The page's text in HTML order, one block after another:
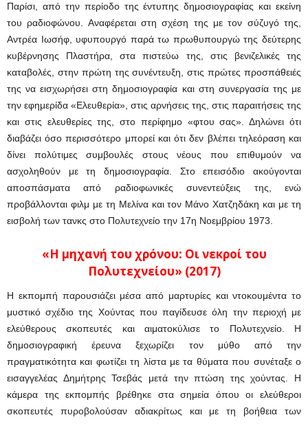
Παρίσι, από την περίοδο της έντυπης δημοσιογραφίας και εκείνη
του ραδιοφώνου. Αναφέρεται στη σχέση της με τον σύζυγό της,
Αντρέα Ιωσήφ, υφυπουργό παρά τω πρωθυπουργώ της δεύτερης
κυβέρνησης Πλαστήρα, στα πιστεύω της, στις βενιζελικές της
καταβολές, στην πρώτη της συνέντευξη, στις πρώτες προσπάθειές
της να εισχωρήσει στη δημοσιογραφία και στη συνεργασία της με
την εφημερίδα «Ελευθερία», στις αρνήσεις της, στις παραιτήσεις της
και στις ελευθερίες της, στο περίφημο «φτου σας». Δηλώνει ότι
διαβάζει όσο περισσότερο μπορεί και ότι δεν βλέπει τηλεόραση και
δίνει πολύτιμες συμβουλές στους νέους που επιθυμούν να
ασχοληθούν με τη δημοσιογραφία. Στο επεισόδιο ακούγονται
αποσπάσματα από ραδιοφωνικές συνεντεύξεις της, ενώ
προβάλλονται φιλμ με τη Μελίνα και τον Μάνο Χατζηδάκη και με τη
εισβολή των τανκς στο Πολυτεχνείο την 17η Νοεμβρίου 1973.
«Η μηχανή του χρόνου: Οι νεκροί του
Πολυτεχνείου» (2017)
Η εκπομπή παρουσιάζει μέσα από μαρτυρίες και ντοκουμέντα το
μυστικό σχέδιο της Χούντας που παγίδευσε όλη την περιοχή με
ελεύθερους σκοπευτές και αιματοκύλισε το Πολυτεχνείο. Η
δημοσιογραφική έρευνα ξεχωρίζει τον μύθο από την
πραγματικότητα και φωτίζει τη λίστα με τα θύματα που συνέταξε ο
εισαγγελέας Δημήτρης Τσεβάς μετά την πτώση της χούντας. Η
κάμερα της εκπομπής βρέθηκε στα σημεία όπου οι ελεύθεροι
σκοπευτές πυροβολούσαν αδιακρίτως και με τη βοήθεια των